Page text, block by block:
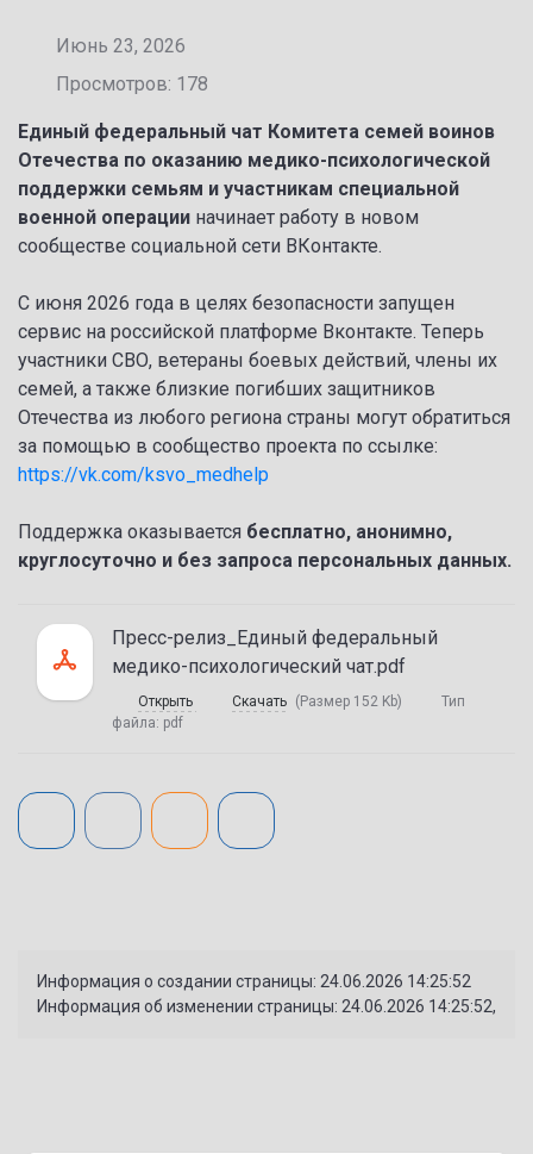
Июнь 23, 2026
Просмотров: 178
Единый федеральный чат Комитета семей воинов
Отечества по оказанию медико-психологической
поддержки семьям и участникам специальной
военной операции начинает работу в новом
сообществе социальной сети ВКонтакте.
С июня 2026 года в целях безопасности запущен
сервис на российской платформе Вконтакте. Теперь
участники СВО, ветераны боевых действий, члены их
семей, а также близкие погибших защитников
Отечества из любого региона страны могут обратиться
за помощью в сообщество проекта по ссылке:
https://vk.com/ksvo_medhelp
Поддержка оказывается бесплатно, анонимно,
круглосуточно и без запроса персональных данных.
Пресс-релиз_Единый федеральный
медико-психологический чат.pdf
Открыть Скачать (Размер 152 Kb)
Тип
файла: pdf
Информация о создании страницы: 24.06.2026 14:25:52
Информация об изменении страницы: 24.06.2026 14:25:52,